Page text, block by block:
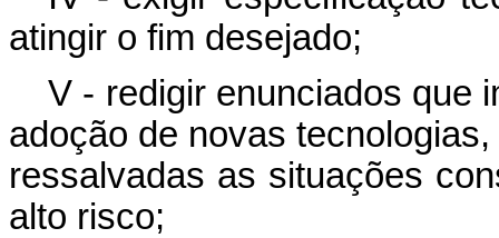
atingir o fim desejado;
V - redigir enunciados que
adoção de novas
ressalvadas as situações
alto risco;